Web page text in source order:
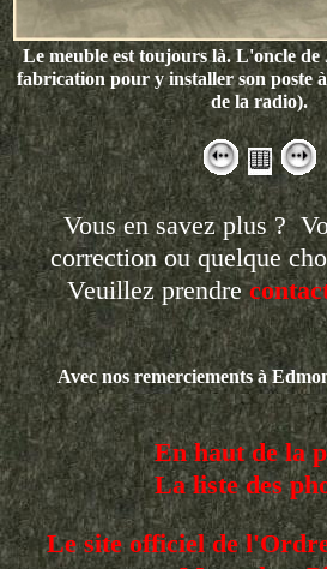
Le meuble est toujours là. L'oncle de
fabrication pour y installer son poste
de la radio).
Vous en savez plus ?
correction ou quelque
Veuillez prendre
Avec nos remerciements à
En haut de la
La liste des
Le site officiel de